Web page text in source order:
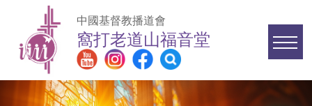
移至主內容
中國基督教播道會
窩打老道山福音堂